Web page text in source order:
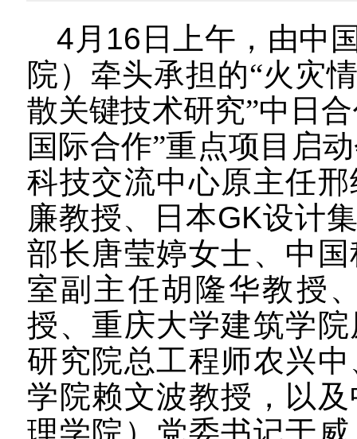
4 月 16 日上午，由中
院）牵头承担的“火灾
散关键技术研究”中日
国际合作”重点项目启
科技交流中心原主任
廉教授、日本GK设计
部长唐莹婷女士、中
室副主任胡隆华教授
授、重庆大学建筑学
研究院总工程师农兴
学院赖文波教授，以